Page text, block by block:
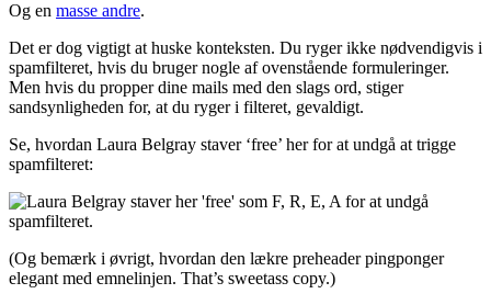
Og en masse andre.
Det er dog vigtigt at huske konteksten. Du ryger ikke nødvendigvis i
spamfilteret, hvis du bruger nogle af ovenstående formuleringer.
Men hvis du propper dine mails med den slags ord, stiger
sandsynligheden for, at du ryger i filteret, gevaldigt.
Se, hvordan Laura Belgray staver ‘free’ her for at undgå at trigge
spamfilteret:
(Og bemærk i øvrigt, hvordan den lækre preheader pingponger
elegant med emnelinjen. That’s sweetass copy.)